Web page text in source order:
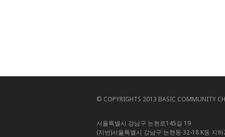
© COPYRIGHTS 2013 BASIC COMMUNITY
서울특별시 강남구 논현로145길 19
(지번)서울특별시 강남구 논현동 32-18 K동 지하